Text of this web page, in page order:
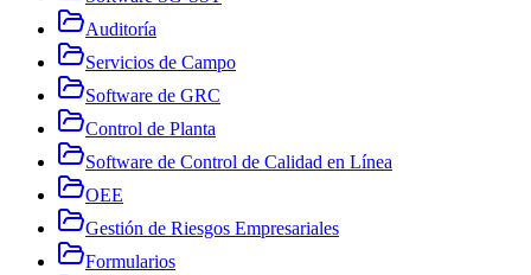
Auditoría
Servicios de Campo
Software de GRC
Control de Planta
Software de Control de Calidad en Línea
OEE
Gestión de Riesgos Empresariales
Formularios